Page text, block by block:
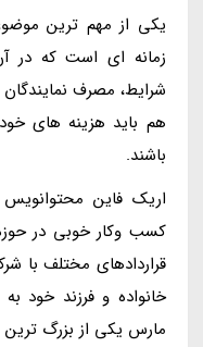
یکی از مهم ترین
زمانه ای است که در
شرایط، مصرف
هم باید هزینه های
باشند.
کسب وکار خوبی در
قراردادهای مختلف با
خانواده و فرزند خود
مارس یکی از بزرگ ترین